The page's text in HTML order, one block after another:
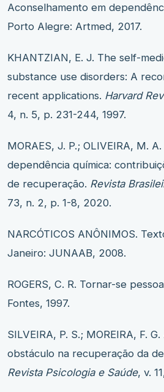
Aconselhamento em
Porto Alegre: Artmed, 2017.
KHANTZIAN, E. J. The self-
substance use disorders: A
recent applications. Harvard
4, n. 5, p. 231-244, 1997.
MORAES, J. P.; OLIVEIRA, M.
dependência química:
de recuperação. Revista
73, n. 2, p. 1-8, 2020.
NARCÓTICOS ANÔNIMOS.
Janeiro: JUNAAB, 2008.
ROGERS, C. R. Tornar-se
Fontes, 1997.
SILVEIRA, P. S.; MOREIRA, F.
obstáculo na recuperação da
Revista Psicologia e Saúde, v.